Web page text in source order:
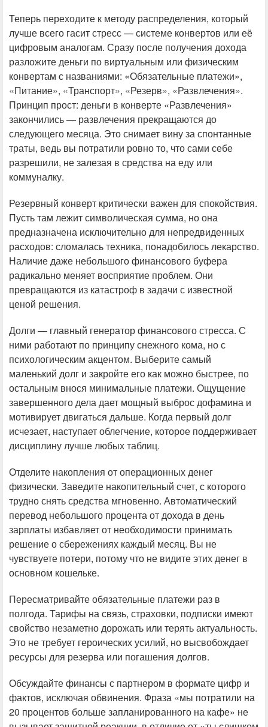
Теперь переходите к методу распределения, который
лучше всего гасит стресс — системе конвертов или её
цифровым аналогам. Сразу после получения дохода
разложите деньги по виртуальным или физическим
конвертам с названиями: «Обязательные платежи»,
«Питание», «Транспорт», «Резерв», «Развлечения».
Принцип прост: деньги в конверте «Развлечения»
закончились — развлечения прекращаются до
следующего месяца. Это снимает вину за спонтанные
траты, ведь вы потратили ровно то, что сами себе
разрешили, не залезая в средства на еду или
коммуналку.
Резервный конверт критически важен для спокойствия.
Пусть там лежит символическая сумма, но она
предназначена исключительно для непредвиденных
расходов: сломалась техника, понадобилось лекарство.
Наличие даже небольшого финансового буфера
радикально меняет восприятие проблем. Они
превращаются из катастроф в задачи с известной
ценой решения.
Долги — главный генератор финансового стресса. С
ними работают по принципу снежного кома, но с
психологическим акцентом. Выберите самый
маленький долг и закройте его как можно быстрее, по
остальным внося минимальные платежи. Ощущение
завершенного дела дает мощный выброс дофамина и
мотивирует двигаться дальше. Когда первый долг
исчезает, наступает облегчение, которое поддерживает
дисциплину лучше любых таблиц.
Отделите накопления от операционных денег
физически. Заведите накопительный счет, с которого
трудно снять средства мгновенно. Автоматический
перевод небольшого процента от дохода в день
зарплаты избавляет от необходимости принимать
решение о сбережениях каждый месяц. Вы не
чувствуете потери, потому что не видите этих денег в
основном кошельке.
Пересматривайте обязательные платежи раз в
полгода. Тарифы на связь, страховки, подписки имеют
свойство незаметно дорожать или терять актуальность.
Это не требует героических усилий, но высвобождает
ресурсы для резерва или погашения долгов.
Обсуждайте финансы с партнером в формате цифр и
фактов, исключая обвинения. Фраза «мы потратили на
20 процентов больше запланированного на кафе» не